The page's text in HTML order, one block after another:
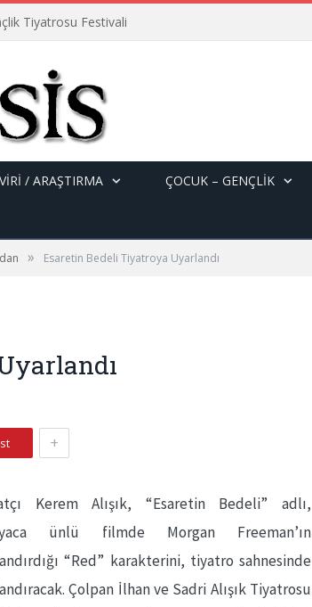
Tiyatrosu Festivali
/ ARAŞTIRMA ÇOCUK – GENÇLIK
» Esaretin Bedeli Tiyatroya Uyarlandı
+
Kerem Alışık, “Esaretin Bedeli” adlı,
ünlü filmde Morgan Freeman’ın
“Red” karakterini, tiyatro sahnesinde
Çolpan İlhan ve Sadri Alışık Tiyatrosu